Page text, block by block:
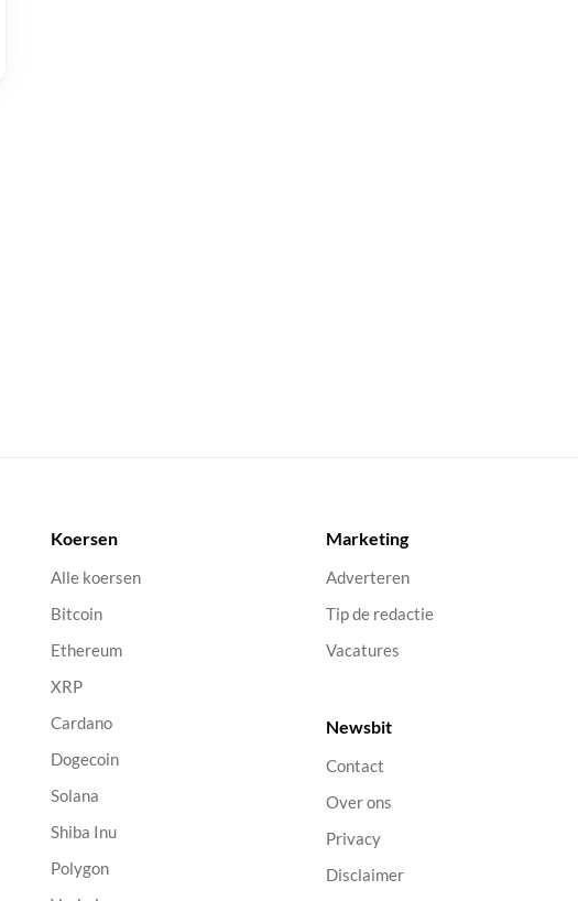
Koersen
Alle koersen
Bitcoin
Ethereum
XRP
Cardano
Dogecoin
Solana
Shiba Inu
Polygon
Marketing
Adverteren
Tip de redactie
Vacatures
Newsbit
Contact
Over ons
Privacy
Disclaimer